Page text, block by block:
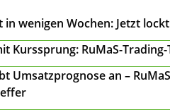
in wenigen Wochen: Jetzt
Kurssprung: RuMaS-
Umsatzprognose an –